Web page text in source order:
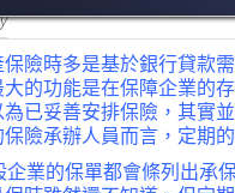
險時多是基於銀行貸款
的功能是在保障企業的
已妥善安排保險，其實
險承辦人員而言，定期
業的保單都會條列出承